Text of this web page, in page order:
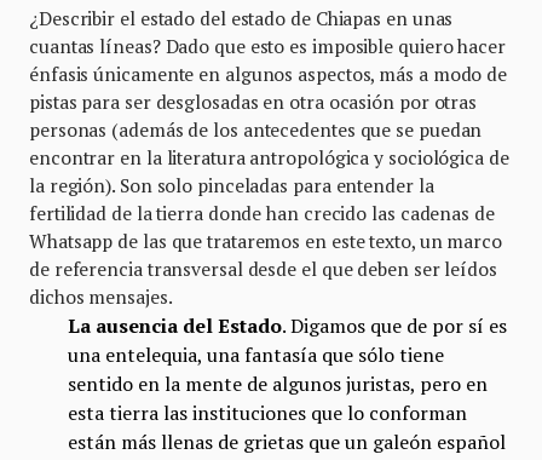
¿Describir el estado del estado de Chiapas en unas
cuantas líneas? Dado que esto es imposible quiero hacer
énfasis únicamente en algunos aspectos, más a modo de
pistas para ser desglosadas en otra ocasión por otras
personas (además de los antecedentes que se puedan
encontrar en la literatura antropológica y sociológica de
la región). Son solo pinceladas para entender la
fertilidad de la tierra donde han crecido las cadenas de
Whatsapp de las que trataremos en este texto, un marco
de referencia transversal desde el que deben ser leídos
dichos mensajes.
La ausencia del Estado. Digamos que de por sí es
una entelequia, una fantasía que sólo tiene
sentido en la mente de algunos juristas, pero en
esta tierra las instituciones que lo conforman
están más llenas de grietas que un galeón español